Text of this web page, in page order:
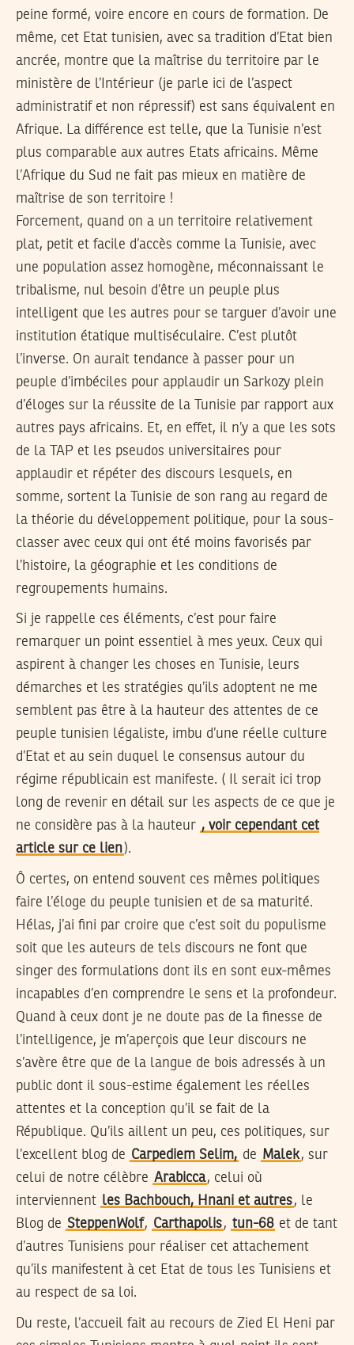
peine formé, voire encore en cours de formation. De
même, cet Etat tunisien, avec sa tradition d’Etat bien
ancrée, montre que la maîtrise du territoire par le
ministère de l’Intérieur (je parle ici de l’aspect
administratif et non répressif) est sans équivalent en
Afrique. La différence est telle, que la Tunisie n’est
plus comparable aux autres Etats africains. Même
l’Afrique du Sud ne fait pas mieux en matière de
maîtrise de son territoire !
Forcement, quand on a un territoire relativement
plat, petit et facile d’accès comme la Tunisie, avec
une population assez homogène, méconnaissant le
tribalisme, nul besoin d’être un peuple plus
intelligent que les autres pour se targuer d’avoir une
institution étatique multiséculaire. C’est plutôt
l’inverse. On aurait tendance à passer pour un
peuple d’imbéciles pour applaudir un Sarkozy plein
d’éloges sur la réussite de la Tunisie par rapport aux
autres pays africains. Et, en effet, il n’y a que les sots
de la TAP et les pseudos universitaires pour
applaudir et répéter des discours lesquels, en
somme, sortent la Tunisie de son rang au regard de
la théorie du développement politique, pour la sous-
classer avec ceux qui ont été moins favorisés par
l’histoire, la géographie et les conditions de
regroupements humains.
Si je rappelle ces éléments, c’est pour faire
remarquer un point essentiel à mes yeux. Ceux qui
aspirent à changer les choses en Tunisie, leurs
démarches et les stratégies qu’ils adoptent ne me
semblent pas être à la hauteur des attentes de ce
peuple tunisien légaliste, imbu d’une réelle culture
d’Etat et au sein duquel le consensus autour du
régime républicain est manifeste. ( Il serait ici trop
long de revenir en détail sur les aspects de ce que je
ne considère pas à la hauteur , voir cependant cet
article sur ce lien).
Ô certes, on entend souvent ces mêmes politiques
faire l’éloge du peuple tunisien et de sa maturité.
Hélas, j’ai fini par croire que c’est soit du populisme
soit que les auteurs de tels discours ne font que
singer des formulations dont ils en sont eux-mêmes
incapables d’en comprendre le sens et la profondeur.
Quand à ceux dont je ne doute pas de la finesse de
l’intelligence, je m’aperçois que leur discours ne
s’avère être que de la langue de bois adressés à un
public dont il sous-estime également les réelles
attentes et la conception qu’il se fait de la
République. Qu’ils aillent un peu, ces politiques, sur
l’excellent blog de Carpediem Selim, de Malek, sur
celui de notre célèbre Arabicca, celui où
interviennent les Bachbouch, Hnani et autres, le
Blog de SteppenWolf, Carthapolis, tun-68 et de tant
d’autres Tunisiens pour réaliser cet attachement
qu’ils manifestent à cet Etat de tous les Tunisiens et
au respect de sa loi.
Du reste, l’accueil fait au recours de Zied El Heni par